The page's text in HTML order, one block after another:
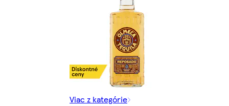
Viac z kategórie